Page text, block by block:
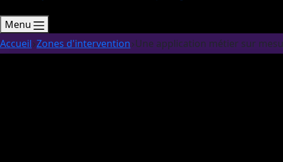
Menu
Accueil Zones d'intervention Une application métier sur